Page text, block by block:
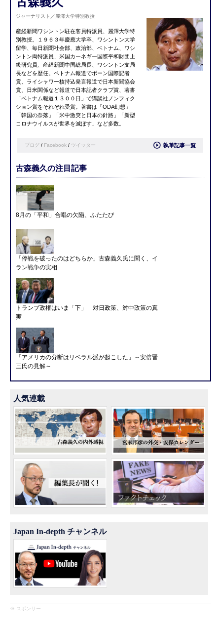
ジャーナリスト／麗澤大学特別教授
産経新聞ワシントン駐在客員特派員、麗澤大学特
別教授。１９６３年慶應大学卒、ワシントン大学
留学、毎日新聞社会部、政治部、ベトナム、ワシ
ントン両特派員、米国カーネギー国際平和財団上
級研究員、産経新聞中国総局長、ワシントン支局
長などを歴任。ベトナム報道でボーン国際記者
賞、ライシャワー核持込発言報道で日本新聞協会
賞、日米関係など報道で日本記者クラブ賞、著書
「ベトナム報道１３００日」で講談社ノンフィク
ション賞をそれぞれ受賞。著書は「ODA幻想」
「韓国の奈落」「米中激突と日本の針路」「新型
コロナウイルスが世界を滅ぼす」など多数。
ブログ / Facebook / ツイッター 執筆記事一覧
古森義久の注目記事
8月の「平和」合唱の欠陥、ふたたび
「停戦を破ったのはどちらか」古森義久氏に聞く、イ
ラン戦争の実相
トランプ政権はいま「下」 対日政策、対中政策の真
実
「アメリカの分断はリベラル派が起こした」～安倍晋
三氏の見解～
人気連載
Japan In-depth チャンネル
※ スポンサー